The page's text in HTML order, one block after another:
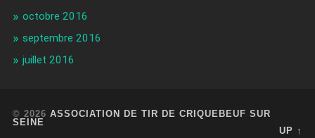
octobre 2016
septembre 2016
juillet 2016
© 2026 ASSOCIATION DE TIR DE CRIQUEBEUF SUR
SEINE
UP ↑